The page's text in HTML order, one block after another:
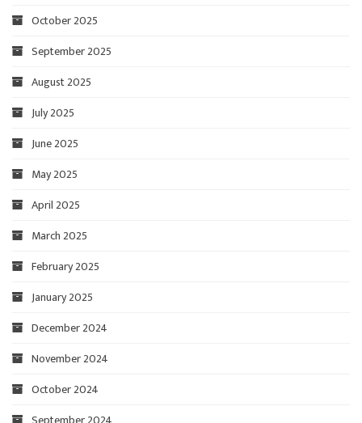
October 2025
September 2025
August 2025
July 2025
June 2025
May 2025
April 2025
March 2025
February 2025
January 2025
December 2024
November 2024
October 2024